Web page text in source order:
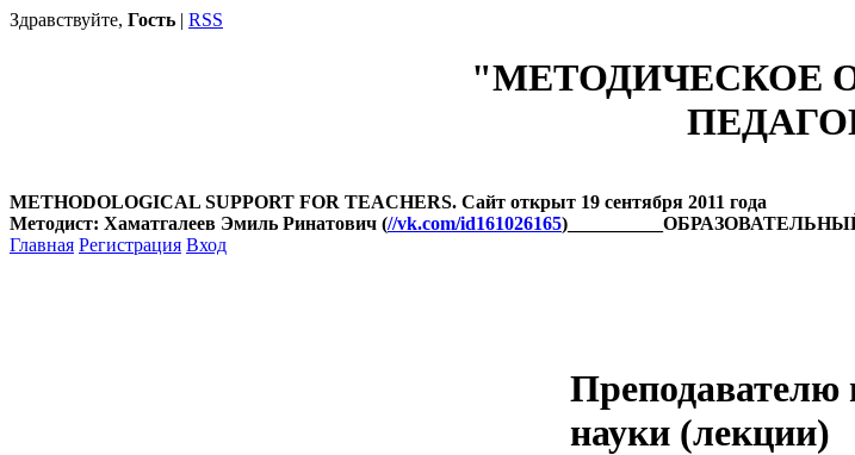
Здравствуйте, Гость | RSS
"МЕТОДИЧЕСКОЕ
METHODOLOGICAL SUPPORT FOR TEACHERS. Сайт открыт 19 сентября 2011 года
Методист: Хаматгалеев Эмиль Ринатович (//vk.com/id161026165
Главная Регистрация Вход
Преподавателю
науки (лекции)